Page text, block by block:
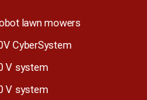
lawn mowers
CyberSystem
V system
V system